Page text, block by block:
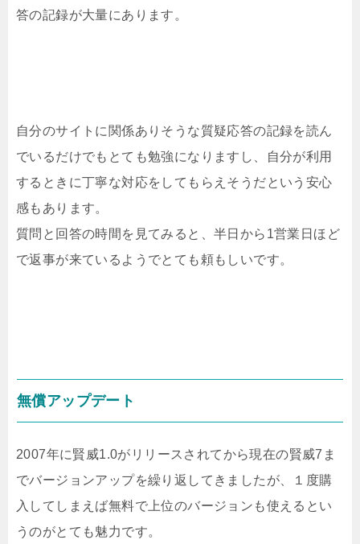
答の記録が大量にあります。
自分のサイトに関係ありそうな質疑応答の記録を読ん
でいるだけでもとても勉強になりますし、自分が利用
するときに丁寧な対応をしてもらえそうだという安心
感もあります。
質問と回答の時間を見てみると、半日から1営業日ほど
で返事が来ているようでとても頼もしいです。
無償アップデート
2007年に賢威1.0がリリースされてから現在の賢威7ま
でバージョンアップを繰り返してきましたが、１度購
入してしまえば無料で上位のバージョンも使えるとい
うのがとても魅力です。